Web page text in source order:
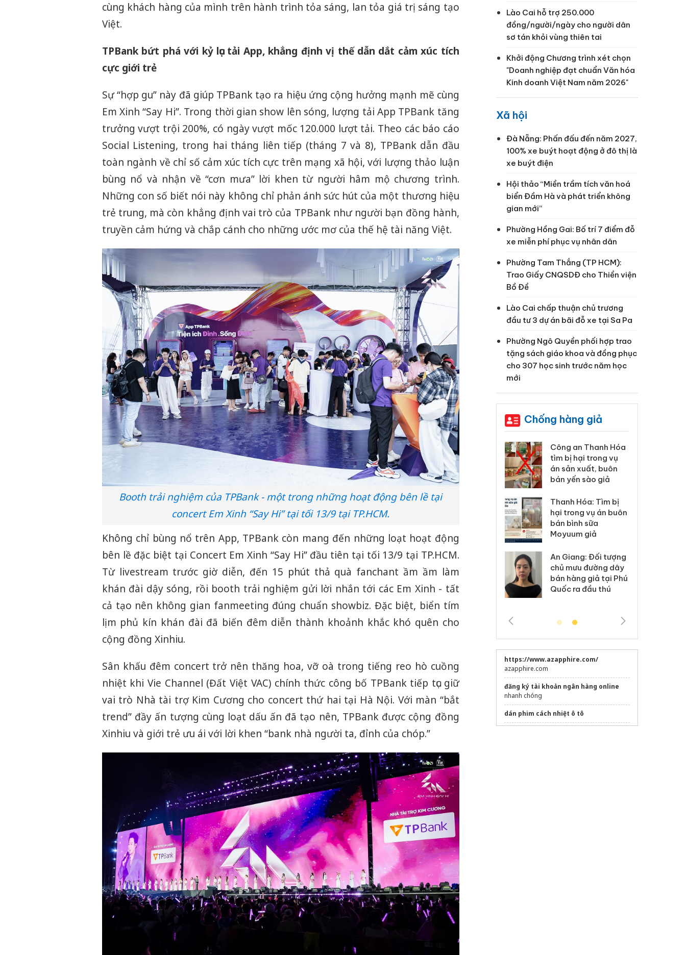
cùng khách hàng của mình trên hành trình tỏa sáng, lan tỏa giá trị sáng tạo
Việt.
TPBank bứt phá với kỷ lục tải App, khẳng định vị thế dẫn dắt cảm xúc tích
cực giới trẻ
Sự “hợp gu” này đã giúp TPBank tạo ra hiệu ứng cộng hưởng mạnh mẽ cùng
Em Xinh “Say Hi”. Trong thời gian show lên sóng, lượng tải App TPBank tăng
trưởng vượt trội 200%, có ngày vượt mốc 120.000 lượt tải. Theo các báo cáo
Social Listening, trong hai tháng liên tiếp (tháng 7 và 8), TPBank dẫn đầu
toàn ngành về chỉ số cảm xúc tích cực trên mạng xã hội, với lượng thảo luận
bùng nổ và nhận về “cơn mưa” lời khen từ người hâm mộ chương trình.
Những con số biết nói này không chỉ phản ánh sức hút của một thương hiệu
trẻ trung, mà còn khẳng định vai trò của TPBank như người bạn đồng hành,
truyền cảm hứng và chắp cánh cho những ước mơ của thế hệ tài năng Việt.
Booth trải nghiệm của TPBank - một trong những hoạt động bên lề tại
concert Em Xinh “Say Hi” tại tối 13/9 tại TP.HCM.
Không chỉ bùng nổ trên App, TPBank còn mang đến những loạt hoạt động
bên lề đặc biệt tại Concert Em Xinh “Say Hi” đầu tiên tại tối 13/9 tại TP.HCM.
Từ livestream trước giờ diễn, đến 15 phút thả quà fanchant ầm ầm làm
khán đài dậy sóng, rồi booth trải nghiệm gửi lời nhắn tới các Em Xinh - tất
cả tạo nên không gian fanmeeting đúng chuẩn showbiz. Đặc biệt, biển tím
lịm phủ kín khán đài đã biến đêm diễn thành khoảnh khắc khó quên cho
cộng đồng Xinhiu.
Sân khấu đêm concert trở nên thăng hoa, vỡ oà trong tiếng reo hò cuồng
nhiệt khi Vie Channel (Đất Việt VAC) chính thức công bố TPBank tiếp tục giữ
vai trò Nhà tài trợ Kim Cương cho concert thứ hai tại Hà Nội. Với màn “bắt
trend” đầy ấn tượng cùng loạt dấu ấn đã tạo nên, TPBank được cộng đồng
Xinhiu và giới trẻ ưu ái với lời khen “bank nhà người ta, đỉnh của chóp.”
Lào Cai hỗ trợ 250.000
đồng/người/ngày cho người dân
sơ tán khỏi vùng thiên tai
Khởi động Chương trình xét chọn
"Doanh nghiệp đạt chuẩn Văn hóa
Kinh doanh Việt Nam năm 2026"
Xã hội
Đà Nẵng: Phấn đấu đến năm 2027,
100% xe buýt hoạt động ở đô thị là
xe buýt điện
Hội thảo “Miền trầm tích văn hoá
biển Đầm Hà và phát triển không
gian mới”
Phường Hồng Gai: Bố trí 7 điểm đỗ
xe miễn phí phục vụ nhân dân
Phường Tam Thắng (TP HCM):
Trao Giấy CNQSDĐ cho Thiền viện
Bồ Đề
Lào Cai chấp thuận chủ trương
đầu tư 3 dự án bãi đỗ xe tại Sa Pa
Phường Ngô Quyền phối hợp trao
tặng sách giáo khoa và đồng phục
cho 307 học sinh trước năm học
mới
Chống hàng giả
Công an Thanh Hóa
tìm bị hại trong vụ
án sản xuất, buôn
bán yến sào giả
Thanh Hóa: Tìm bị
Moyuum giả
An Giang: Đối tượng
chủ mưu đường dây
bán hàng giả tại Phú
Quốc ra đầu thú
Lào Cai xử lý 83 vụ vi
phạm thương mại
trong tháng 7
Hưng Yên: Xử lý 6 hộ
kinh doanh bán hàng
giả mạo nhãn hiệu
Adidas, Nike
Cà Mau: Tiêu hủy
công khai hàng ngàn
sản phẩm nhập lậu,
bảo vệ môi trường
https://www.azapphire.com/
azapphire.com
đăng ký tài khoản ngân hàng online
nhanh chóng
dán phim cách nhiệt ô tô